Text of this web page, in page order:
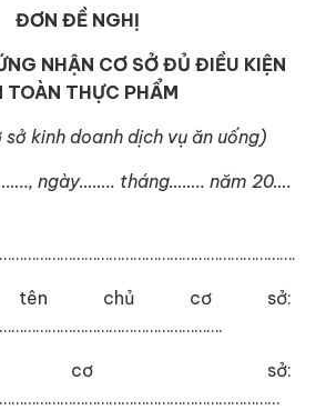
ĐƠN ĐỀ NGHỊ
NHẬN CƠ SỞ ĐỦ ĐIỀU KIỆN
TOÀN THỰC PHẨM
sở kinh doanh dịch vụ ăn uống)
ngày…….. tháng…….. năm 20….
chủ cơ sở:
cơ sở: